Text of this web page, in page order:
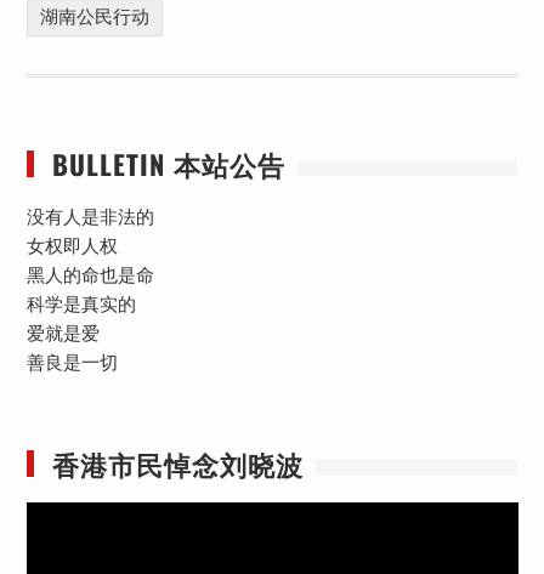
湖南公民行动
BULLETIN 本站公告
没有人是非法的
女权即人权
黑人的命也是命
科学是真实的
爱就是爱
善良是一切
香港市民悼念刘晓波